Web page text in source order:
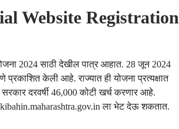
Website Registration
2024 साठी देखील पात्र आहात. 28 जून 2024
केली आहे. राज्यात ही योजना प्रत्यक्षात
दरवर्षी 46,000 कोटी खर्च करणार आहे.
ला भेट देऊ शकतात.